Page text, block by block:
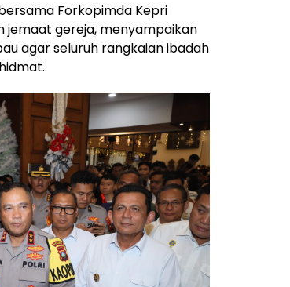
Forkopimda Kepri
jemaat gereja, menyampaikan
agar seluruh rangkaian ibadah